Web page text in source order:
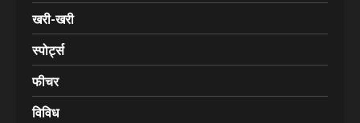
खरी-खरी
स्पोर्ट्स
फीचर
विविध